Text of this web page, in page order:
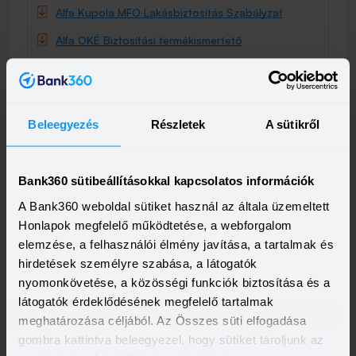
Beleegyezés Részletek A sütikről
Bank360 sütibeállításokkal kapcsolatos információk
A Bank360 weboldal sütiket használ az általa üzemeltett
Honlapok megfelelő működtetése, a webforgalom
elemzése, a felhasználói élmény javítása, a tartalmak és
hirdetések személyre szabása, a látogatók
nyomonkövetése, a közösségi funkciók biztosítása és a
látogatók érdeklődésének megfelelő tartalmak
meghatározása céljából. Az Összes süti elfogadása
gombra kattintva beleegyezel, hogy sütiket tároljunk az
Alfa Kupola MFO Lakásbiztosítás Szabályzat
Alfa OKÉ Biztosítási termékismertető
Alfa Kupola MFO Biztosítási termékismertető
Alfa Online Ügyfélszolgálat és e-kapcsolat ÁSZF
Adatvédelmi tájékoztató
Távértékesítési tájékoztató
Allianz Otthonom Biztosítási információk
Allianz Összhang MFO Ügyfél-tájékoztató és
Szerződési Feltételek
Allianz Otthonom Biztosítási termékismertető
Allianz Összhang MFO Biztosítási termékismertető
Allianz Ügyféltájékoztató és szerződési feltételek